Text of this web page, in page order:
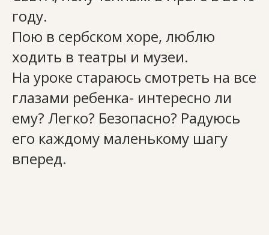
году.
Пою в сербском хоре, люблю
ходить в театры и музеи.
На уроке стараюсь смотреть на все
глазами ребенка- интересно ли
ему? Легко? Безопасно? Радуюсь
его каждому маленькому шагу
вперед.
svetogradschool@gmail.com
Нови Сад, Браће Лучић 23
Адрес: